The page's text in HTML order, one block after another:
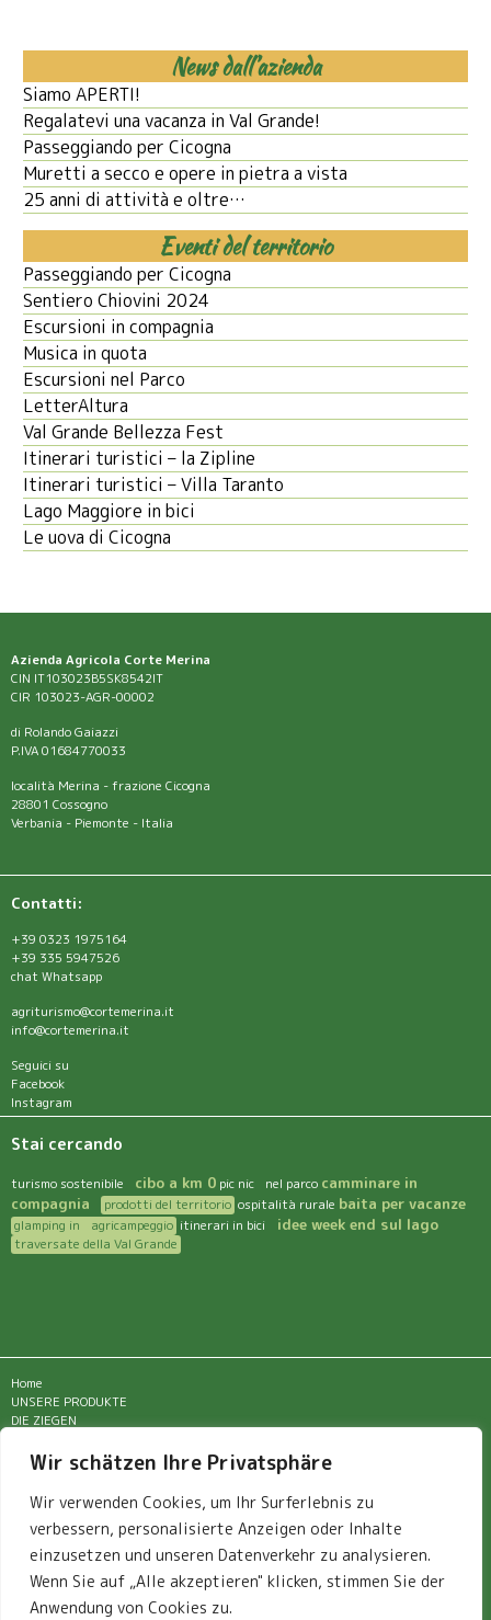
Wir schätzen Ihre Privatsphäre
Wir verwenden Cookies, um Ihr Surferlebnis zu
verbessern, personalisierte Anzeigen oder Inhalte
einzusetzen und unseren Datenverkehr zu analysieren.
Wenn Sie auf „Alle akzeptieren" klicken, stimmen Sie der
Anwendung von Cookies zu.
News dall’azienda
Siamo APERTI!
Regalatevi una vacanza in Val Grande!
Passeggiando per Cicogna
Muretti a secco e opere in pietra a vista
25 anni di attività e oltre…
Eventi del territorio
Passeggiando per Cicogna
Sentiero Chiovini 2024
Escursioni in compagnia
Musica in quota
Escursioni nel Parco
LetterAltura
Val Grande Bellezza Fest
Itinerari turistici – la Zipline
Itinerari turistici – Villa Taranto
Lago Maggiore in bici
Le uova di Cicogna
Azienda Agricola Corte Merina
CIN IT103023B5SK8542IT
CIR 103023-AGR-00002
di Rolando Gaiazzi
P.IVA 01684770033
località Merina - frazione Cicogna
28801 Cossogno
Verbania - Piemonte - Italia
Contatti:
+39 0323 1975164
+39 335 5947526
chat Whatsapp
agriturismo@cortemerina.it
info@cortemerina.it
Seguici su
Facebook
Instagram
Stai cercando
turismo sostenibile cibo a km 0 pic nic nel parco camminare in
compagnia
prodotti del territorio ospitalità rurale baita per vacanze
glamping in agricampeggio itinerari in bici idee week end sul lago
traversate della Val Grande
Home
UNSERE PRODUKTE
DIE ZIEGEN
RESTAURANT
UMGEBUNG
KONTAKT
News
Privacy Policy
2024 © azienda agricola Corte Merina – località Merina – frazione